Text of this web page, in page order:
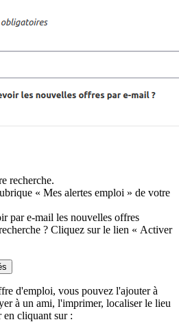
recherche.
« Mes alertes emploi » de votre
par e-mail les nouvelles offres
? Cliquez sur le lien « Activer
d'emploi, vous pouvez l'ajouter à
à un ami, l'imprimer, localiser le lieu
en cliquant sur :